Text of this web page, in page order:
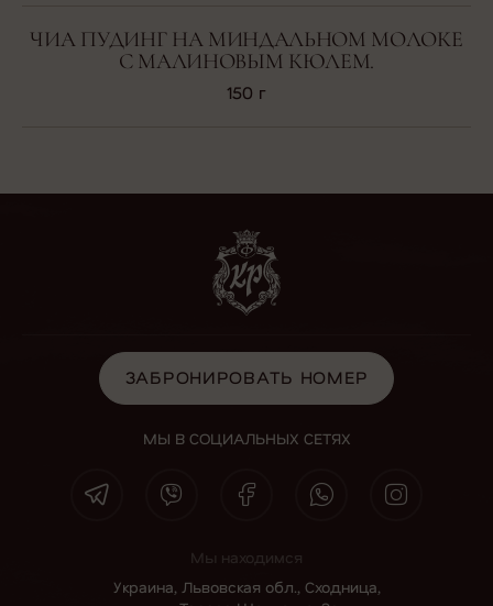
ЧИА ПУДИНГ НА МИНДАЛЬНОМ МОЛОКЕ
С МАЛИНОВЫМ КЮЛЕМ.
150 г
ЗАБРОНИРОВАТЬ НОМЕР
ЗАБРОНИРОВАТЬ НОМЕР
МЫ В СОЦИАЛЬНЫХ СЕТЯХ
Мы находимся
Украина, Львовская обл., Сходница,